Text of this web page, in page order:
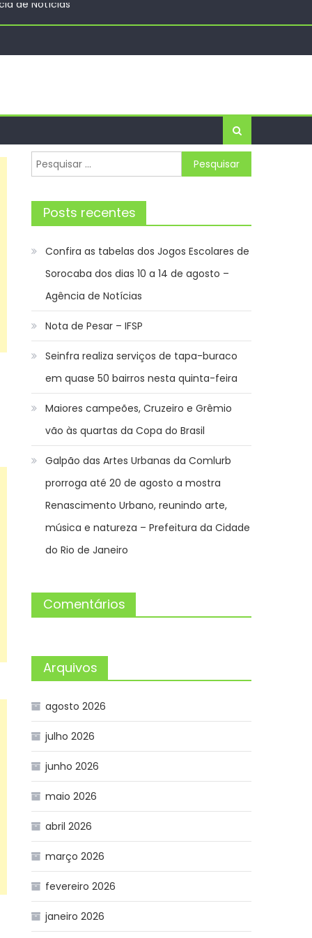
de Notícias
Pesquisar
por:
Posts recentes
Confira as tabelas dos Jogos Escolares de
Sorocaba dos dias 10 a 14 de agosto –
Agência de Notícias
Nota de Pesar – IFSP
Seinfra realiza serviços de tapa-buraco
em quase 50 bairros nesta quinta-feira
Maiores campeões, Cruzeiro e Grêmio
vão às quartas da Copa do Brasil
Galpão das Artes Urbanas da Comlurb
prorroga até 20 de agosto a mostra
Renascimento Urbano, reunindo arte,
música e natureza – Prefeitura da Cidade
do Rio de Janeiro
Comentários
Arquivos
agosto 2026
julho 2026
junho 2026
maio 2026
abril 2026
março 2026
fevereiro 2026
janeiro 2026